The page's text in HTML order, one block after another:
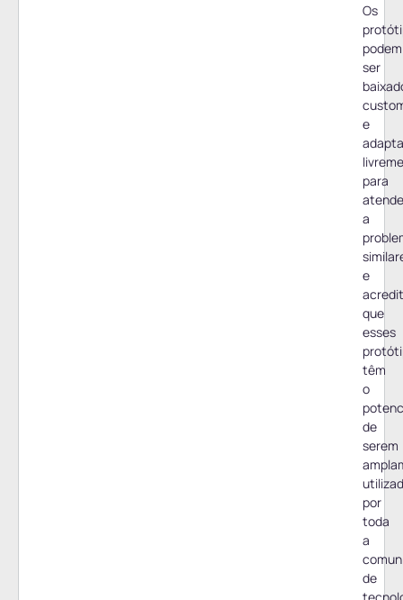
Os
podem
ser
e
para
a
e
que
esses
têm
o
de
serem
por
toda
a
de